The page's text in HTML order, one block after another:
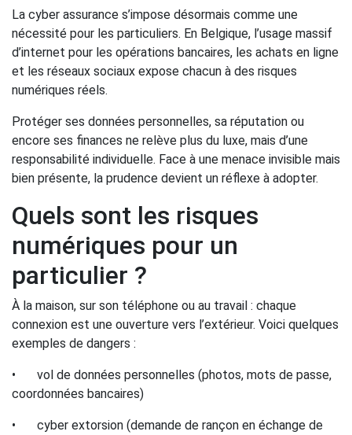
La cyber assurance s’impose désormais comme une
nécessité pour les particuliers. En Belgique, l’usage massif
d’internet pour les opérations bancaires, les achats en ligne
et les réseaux sociaux expose chacun à des risques
numériques réels.
Protéger ses données personnelles, sa réputation ou
encore ses finances ne relève plus du luxe, mais d’une
responsabilité individuelle. Face à une menace invisible mais
bien présente, la prudence devient un réflexe à adopter.
Quels sont les risques
numériques pour un
particulier ?
À la maison, sur son téléphone ou au travail : chaque
connexion est une ouverture vers l’extérieur. Voici quelques
exemples de dangers :
•
vol de données personnelles (photos, mots de passe,
coordonnées bancaires)
•
cyber extorsion (demande de rançon en échange de